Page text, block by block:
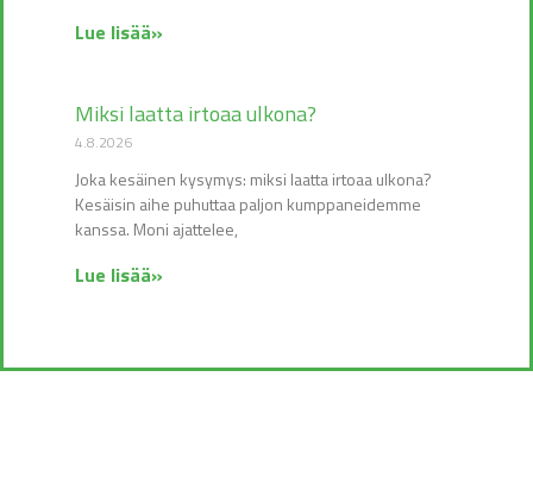
Lue lisää»
Miksi laatta irtoaa ulkona?
4.8.2026
Joka kesäinen kysymys: miksi laatta irtoaa ulkona?
Kesäisin aihe puhuttaa paljon kumppaneidemme
kanssa. Moni ajattelee,
Lue lisää»